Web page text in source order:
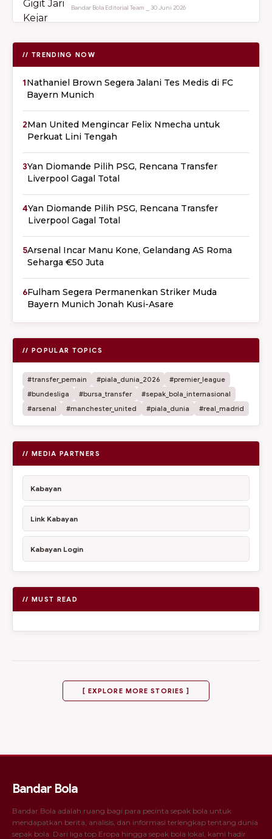
Bandar Bola Editorial Team ⎯ 30 Juni 2026
// TRENDING NOW
1Nathaniel Brown Segera Jalani Tes Medis di FC
Bayern Munich
2Man United Mengincar Felix Nmecha untuk
Perkuat Lini Tengah
3Yan Diomande Pilih PSG, Rencana Transfer
Liverpool Gagal Total
4Yan Diomande Pilih PSG, Rencana Transfer
Liverpool Gagal Total
5Arsenal Incar Manu Kone, Gelandang AS Roma
Seharga €50 Juta
6Fulham Segera Permanenkan Striker Muda
Bayern Munich Jonah Kusi-Asare
// POPULAR TOPICS
#transfer_pemain #piala_dunia_2026
#premier_league
#bundesliga
#bursa_transfer
#sepak_bola_internasional
#arsenal
#manchester_united #piala_dunia #real_madrid
// MEDIA PARTNERS
Kabayan
Link Kabayan
Kabayan Login
// MUST READ
[ EXPLORE MORE STORIES ]
Bandar Bola
Bandar Bola adalah ruang bagi para pecinta sepak bola untuk
mendapatkan berita, analisis, dan informasi terlengkap tentang dunia
sepak bola. Dari liga top Eropa hingga sepak bola lokal, kami hadir